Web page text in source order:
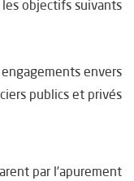
objectifs suivants :
envers
publics et privés
par l’apurement